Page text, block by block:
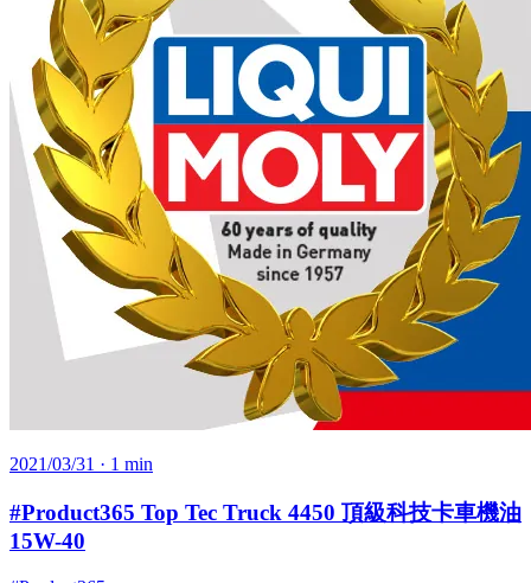
2021/03/31 · 1 min
#Product365 Top Tec Truck 4450 頂級科技卡車機油
15W-40